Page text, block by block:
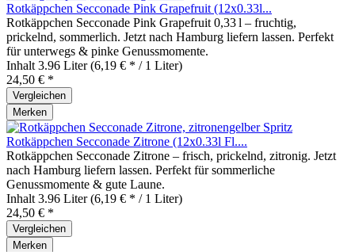
Rotkäppchen Secconade Pink Grapefruit (12x0.33l...
Rotkäppchen Secconade Pink Grapefruit 0,33 l – fruchtig,
prickelnd, sommerlich. Jetzt nach Hamburg liefern lassen. Perfekt
für unterwegs & pinke Genussmomente.
Inhalt 3.96 Liter(6,19 € * / 1 Liter)
24,50 € *
Vergleichen
Merken
Rotkäppchen Secconade Zitrone (12x0.33l Fl....
Rotkäppchen Secconade Zitrone – frisch, prickelnd, zitronig. Jetzt
nach Hamburg liefern lassen. Perfekt für sommerliche
Genussmomente & gute Laune.
Inhalt 3.96 Liter(6,19 € * / 1 Liter)
24,50 € *
Vergleichen
Merken